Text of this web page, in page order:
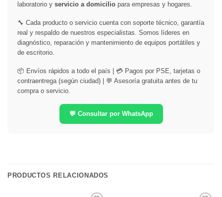
laboratorio y servicio a domicilio para empresas y hogares.
🔧 Cada producto o servicio cuenta con soporte técnico, garantía
real y respaldo de nuestros especialistas. Somos líderes en
diagnóstico, reparación y mantenimiento de equipos portátiles y
de escritorio.
📦 Envíos rápidos a todo el país | 💳 Pagos por PSE, tarjetas o
contraentrega (según ciudad) | 💬 Asesoría gratuita antes de tu
compra o servicio.
💬 Consultar por WhatsApp
PRODUCTOS RELACIONADOS